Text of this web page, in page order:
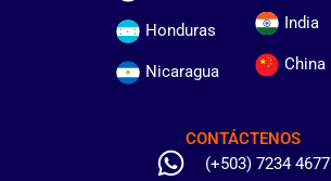
Honduras
Nicaragua
India
China
CONTÁCTENOS
(+503) 7234 4677